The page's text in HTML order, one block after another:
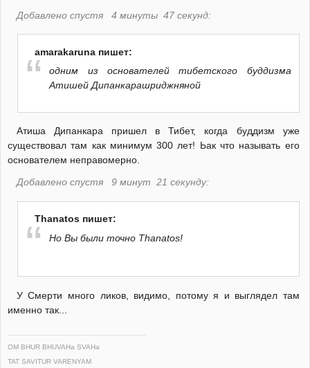
Добавлено спустя 4 минуты 47 секунд:
amarakaruna пишет:
одним из основателей тибетского буддизма
Атишей Дипанкарашриджняной
Атиша Дипанкара пришел в Тибет, когда буддизм уже
существовал там как минимум 300 лет! Ьак что называть его
основателем неправомерно.
Добавлено спустя 9 минут 21 секунду:
Thanatos пишет:
Но Вы были точно Thanatos!
У Смерти много ликов, видимо, потому я и выглядел там
именно так...
OM BHUR BHUVAHa SVAHa
TAT SAVITUR VARENYAM